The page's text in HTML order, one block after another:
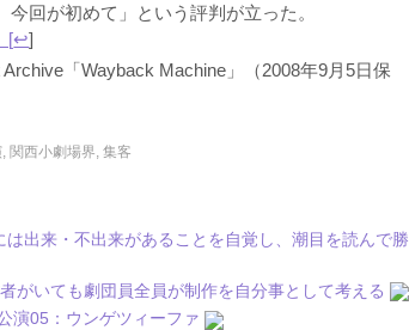
回が初めて」という評判が立った。
[↩]
「Wayback Machine」（2008年9月5日保
, 関西小劇場界,集客
出来・不出来があることを自覚し、潮目を読んで勝
がいても劇団員全員が制作を自分事として考える
演05：ウンゲツィーファ